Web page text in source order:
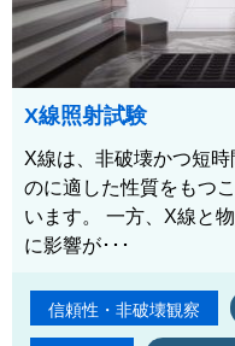
X線照射試験
X線は、非破壊かつ短
のに適した性質をもつ
います。 一方、X線と
に影響が･･･
信頼性・非破壊観察